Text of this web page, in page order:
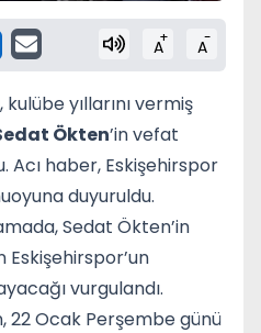
A+ A-
kulübe yıllarını vermiş
Ökten’in vefat
Acı haber, Eskişehirspor
duyuruldu.
Sedat Ökten’in
Eskişehirspor’un
vurgulandı.
22 Ocak Perşembe günü